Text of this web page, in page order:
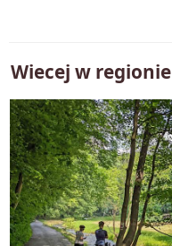
Wiecej w regionie